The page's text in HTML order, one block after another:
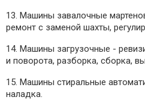
13. Машины завалочные
ремонт с заменой шахты,
14. Машины загрузочные -
и поворота, разборка, сборка,
15. Машины стиральные
наладка.